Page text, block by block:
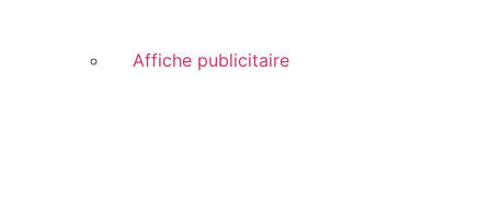
Affiche publicitaire